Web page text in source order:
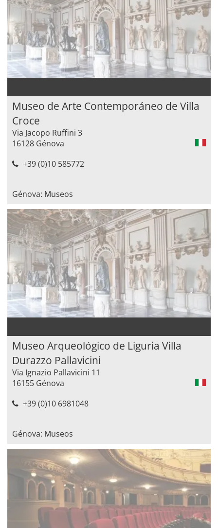
Museo de Arte Contemporáneo de Villa
Croce
Via Jacopo Ruffini 3
16128 Génova
+39 (0)10 585772
Génova: Museos
Museo Arqueológico de Liguria Villa
Durazzo Pallavicini
Via Ignazio Pallavicini 11
16155 Génova
+39 (0)10 6981048
Génova: Museos